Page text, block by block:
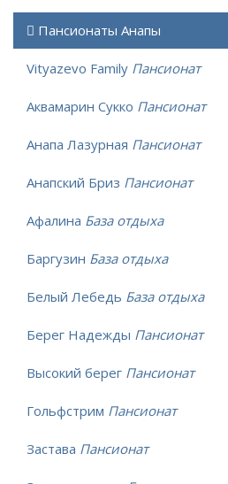
Пансионаты Анапы
Vityazevo Family Пансионат
Аквамарин Сукко Пансионат
Анапа Лазурная Пансионат
Анапский Бриз Пансионат
Афалина База отдыха
Баргузин База отдыха
Белый Лебедь База отдыха
Берег Надежды Пансионат
Высокий берег Пансионат
Гольфстрим Пансионат
Застава Пансионат